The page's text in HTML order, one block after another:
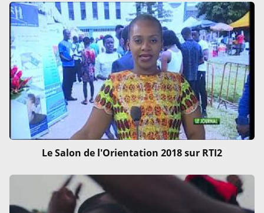
Le Salon de l'Orientation 2018 sur RTI2